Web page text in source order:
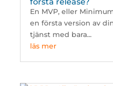
En MVP, eller
en första version av
tjänst med bara...
läs mer